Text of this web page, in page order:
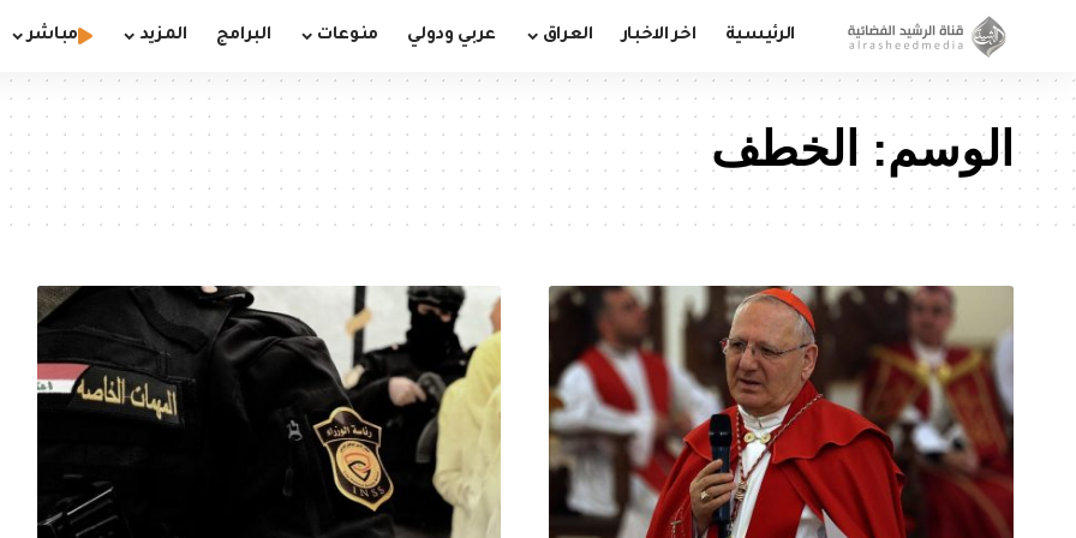
الرئيسية اخر الاخبار العراق عربي ودولي منوعات البرامج المزيد مباشر
الوسم: الخطف